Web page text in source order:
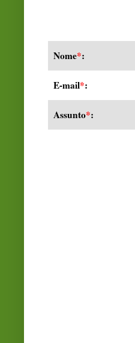
Nome*:
E-mail*:
Assunto*: